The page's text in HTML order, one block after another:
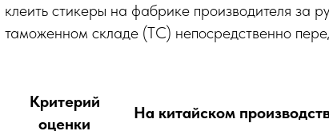
клеить стикеры на фабрике производителя за
таможенном складе (ТС) непосредственно
Критерий
оценки
На китайском